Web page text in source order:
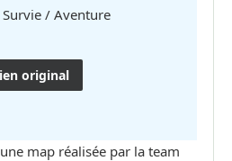
Survie / Aventure
original
map réalisée par la team